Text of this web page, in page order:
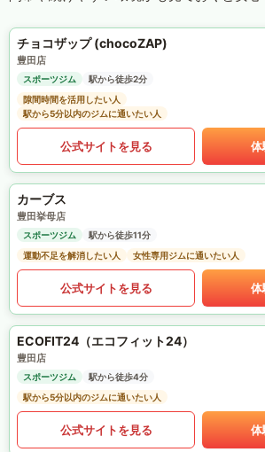
チョコザップ (chocoZAP)
豊田店
スポーツジム
駅から徒歩2分
隙間時間を活用したい人
駅から5分以内のジムに通いたい人
公式サイトを見る 体
カーブス
豊田挙母店
スポーツジム
駅から徒歩11分
運動不足を解消したい人
女性専用ジムに通いたい人
公式サイトを見る 体
ECOFIT24（エコフィット24）
豊田店
スポーツジム
駅から徒歩4分
駅から5分以内のジムに通いたい人
公式サイトを見る 体